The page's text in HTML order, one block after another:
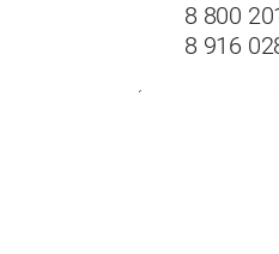
8 800
8 916
(с 8:00 до 19:00